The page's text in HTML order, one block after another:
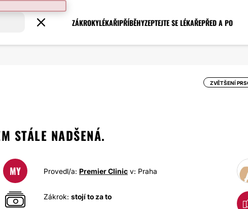
ZÁKROKYLÉKAŘIPŘÍBĚHYZEPTEJTE SE LÉKAŘEPŘED A PO
ZVĚTŠENÍ
STÁLE NADŠENÁ.
MY Provedl/a: Premier Clinic v: Praha
Zákrok: stojí to za to